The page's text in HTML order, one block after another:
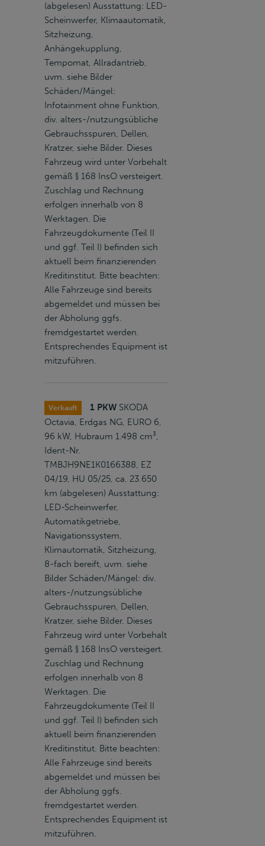
(abgelesen) Ausstattung: LED-
Scheinwerfer, Klimaautomatik,
Sitzheizung,
Anhängekupplung,
Tempomat, Allradantrieb,
uvm. siehe Bilder
Schäden/Mängel:
Infotainment ohne Funktion,
div. alters-/nutzungsübliche
Gebrauchsspuren, Dellen,
Kratzer, siehe Bilder. Dieses
Fahrzeug wird unter Vorbehalt
gemäß § 168 InsO versteigert.
Zuschlag und Rechnung
erfolgen innerhalb von 8
Werktagen. Die
Fahrzeugdokumente (Teil II
und ggf. Teil I) befinden sich
aktuell beim finanzierenden
Kreditinstitut. Bitte beachten:
Alle Fahrzeuge sind bereits
abgemeldet und müssen bei
der Abholung ggfs.
fremdgestartet werden.
Entsprechendes Equipment ist
mitzuführen.
Verkauft 1 PKW SKODA
Octavia, Erdgas NG, EURO 6,
96 kW, Hubraum 1.498 cm³,
Ident-Nr.
TMBJH9NE1K0166388, EZ
04/19, HU 05/25, ca. 23.650
km (abgelesen) Ausstattung:
LED-Scheinwerfer,
Automatikgetriebe,
Navigationssystem,
Klimautomatik, Sitzheizung,
8-fach bereift, uvm. siehe
Bilder Schäden/Mängel: div.
alters-/nutzungsübliche
Gebrauchsspuren, Dellen,
Kratzer, siehe Bilder. Dieses
Fahrzeug wird unter Vorbehalt
gemäß § 168 InsO versteigert.
Zuschlag und Rechnung
erfolgen innerhalb von 8
Werktagen. Die
Fahrzeugdokumente (Teil II
und ggf. Teil I) befinden sich
aktuell beim finanzierenden
Kreditinstitut. Bitte beachten:
Alle Fahrzeuge sind bereits
abgemeldet und müssen bei
der Abholung ggfs.
fremdgestartet werden.
Entsprechendes Equipment ist
mitzuführen.